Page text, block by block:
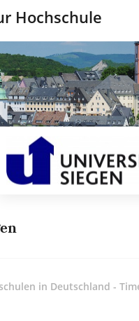
Hochschule
in Deutschland -